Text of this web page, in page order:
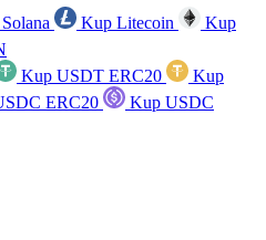
Kup Litecoin
Kup
Kup USDT ERC20
Kup
ERC20
Kup USDC